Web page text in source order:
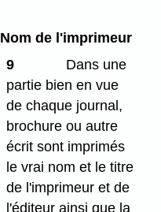
Nom de l'imprimeur
9
Dans une
partie bien en vue
de chaque journal,
brochure ou autre
écrit sont imprimés
le vrai nom et le titre
de l'imprimeur et de
l'éditeur ainsi que la